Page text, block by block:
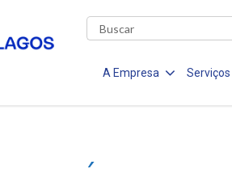
A Empresa Serviços